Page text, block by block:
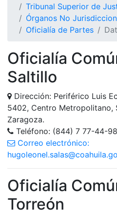
Tribunal Superior de
Órganos No
Oficialía de Partes
Oficialía
Saltillo
Dirección: Periférico Luis
5402, Centro Metropolitano,
Zaragoza.
Teléfono: (844) 7 77-44-98
Correo electrónico:
Oficialía
Torreón